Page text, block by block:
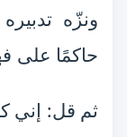
ونزّه
حاكمًا على
ثم قل: إني